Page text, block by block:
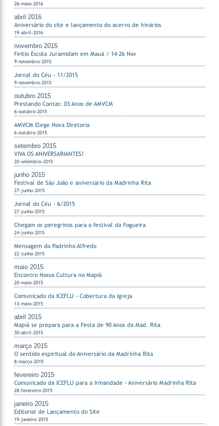
26-maio-2016
abril 2016
Aniversário do site e lançamento do acervo de hinários
19-abril-2016
novembro 2015
Feitio Escola Juramidam em Mauá / 14-26 Nov
9-novembro-2015
Jornal do Céu - 11/2015
9-novembro-2015
outubro 2015
Prestando Contas: 03 Anos de AMVCM
6-outubro-2015
AMVCM Elege Nova Diretoria
6-outubro-2015
setembro 2015
VIVA OS ANIVERSARIANTES!
20-setembro-2015
junho 2015
Festival de São João e aniversário da Madrinha Rita
27-junho-2015
Jornal do Céu - 6/2015
27-junho-2015
Chegam os peregrinos para o festival da Fogueira
24-junho-2015
Mensagem do Padrinho Alfredo
22-junho-2015
maio 2015
Encontro Nossa Cultura no Mapiá
20-maio-2015
Comunicado da ICEFLU - Cobertura da Igreja
13-maio-2015
abril 2015
Mapiá se prepara para a Festa de 90 Anos da Mad. Rita
30-abril-2015
março 2015
O sentido espiritual do Aniversário da Madrinha Rita
8-março-2015
fevereiro 2015
Comunicado da ICEFLU para a Irmandade - Aniversário Madrinha Rita
28-fevereiro-2015
janeiro 2015
Editorial de Lançamento do Site
19-janeiro-2015